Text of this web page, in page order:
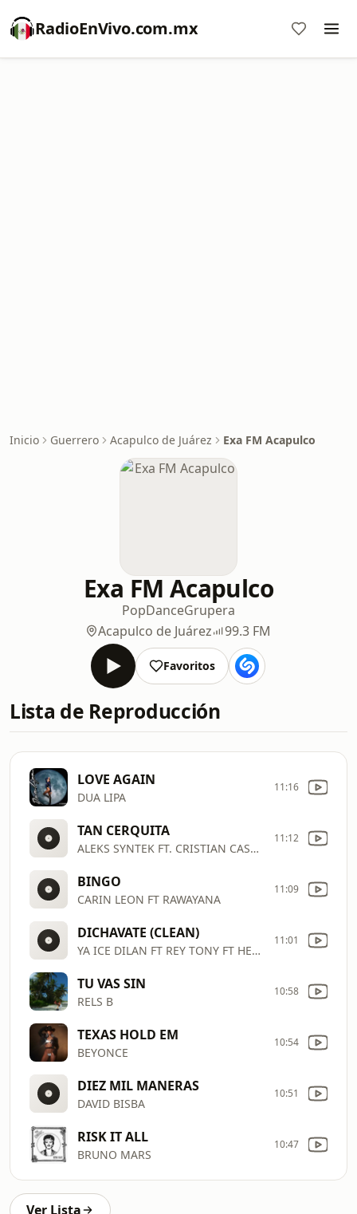
RadioEnVivo.com.mx
Inicio Guerrero Acapulco de Juárez Exa FM Acapulco
Exa FM Acapulco
PopDanceGrupera
Acapulco de Juárez
99.3 FM
Favoritos
Lista de Reproducción
LOVE AGAIN
DUA LIPA
11:16
TAN CERQUITA
ALEKS SYNTEK FT. CRISTIAN CASTRO
11:12
BINGO
CARIN LEON FT RAWAYANA
11:09
DICHAVATE (CLEAN)
YA ICE DILAN FT REY TONY FT HELABUSADOR FT JIPMUSIC GLOBAL DJ HONDA
11:01
TU VAS SIN
RELS B
10:58
TEXAS HOLD EM
BEYONCE
10:54
DIEZ MIL MANERAS
DAVID BISBA
10:51
RISK IT ALL
BRUNO MARS
10:47
Ver Lista